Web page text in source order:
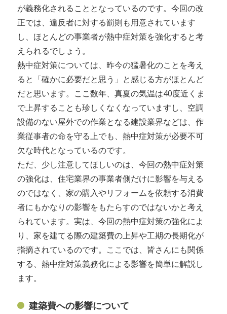
が義務化されることとなっているのです。今回の改
正では、違反者に対する罰則も用意されています
し、ほとんどの事業者が熱中症対策を強化すると考
えられるでしょう。
熱中症対策については、昨今の猛暑化のことを考え
ると「確かに必要だと思う」と感じる方がほとんど
だと思います。ここ数年、真夏の気温は40度近くま
で上昇することも珍しくなくなっていますし、空調
設備のない屋外での作業となる建設業界などは、作
業従事者の命を守る上でも、熱中症対策が必要不可
欠な時代となっているのです。
ただ、少し注意してほしいのは、今回の熱中症対策
の強化は、住宅業界の事業者側だけに影響を与える
のではなく、家の購入やリフォームを依頼する消費
者にもかなりの影響をもたらすのではないかと考え
られています。実は、今回の熱中症対策の強化によ
り、家を建てる際の建築費の上昇や工期の長期化が
指摘されているのです。ここでは、皆さんにも関係
する、熱中症対策義務化による影響を簡単に解説し
ます。
建築費への影響について